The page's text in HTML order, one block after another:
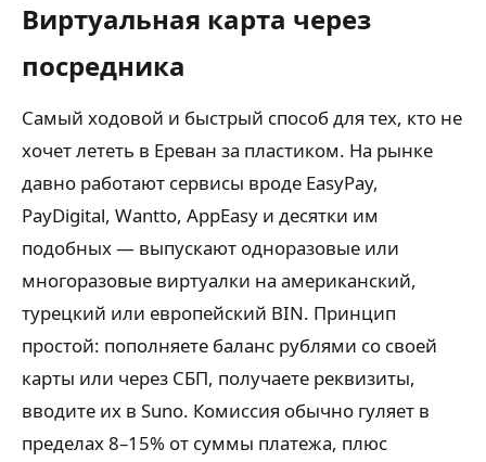
Виртуальная карта через
посредника
Самый ходовой и быстрый способ для тех, кто не
хочет лететь в Ереван за пластиком. На рынке
давно работают сервисы вроде EasyPay,
PayDigital, Wantto, AppEasy и десятки им
подобных — выпускают одноразовые или
многоразовые виртуалки на американский,
турецкий или европейский BIN. Принцип
простой: пополняете баланс рублями со своей
карты или через СБП, получаете реквизиты,
вводите их в Suno. Комиссия обычно гуляет в
пределах 8–15% от суммы платежа, плюс